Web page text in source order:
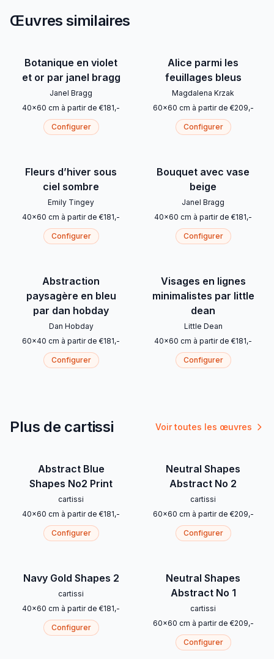
Œuvres similaires
Botanique en violet
et or par janel bragg
Janel Bragg
40x60 cm à partir de €181,-
Configurer
Alice parmi les
feuillages bleus
Magdalena Krzak
60x60 cm à partir de €209,-
Configurer
Fleurs d’hiver sous
ciel sombre
Emily Tingey
40x60 cm à partir de €181,-
Configurer
Bouquet avec vase
beige
Janel Bragg
40x60 cm à partir de €181,-
Configurer
Abstraction
paysagère en bleu
par dan hobday
Dan Hobday
60x40 cm à partir de €181,-
Configurer
Visages en lignes
minimalistes par little
dean
Little Dean
40x60 cm à partir de €181,-
Configurer
Plus de cartissi Voir toutes les œuvres
Abstract Blue
Shapes No2 Print
cartissi
40x60 cm à partir de €181,-
Configurer
Neutral Shapes
Abstract No 2
cartissi
60x60 cm à partir de €209,-
Configurer
Navy Gold Shapes 2
cartissi
40x60 cm à partir de €181,-
Configurer
Neutral Shapes
Abstract No 1
cartissi
60x60 cm à partir de €209,-
Configurer